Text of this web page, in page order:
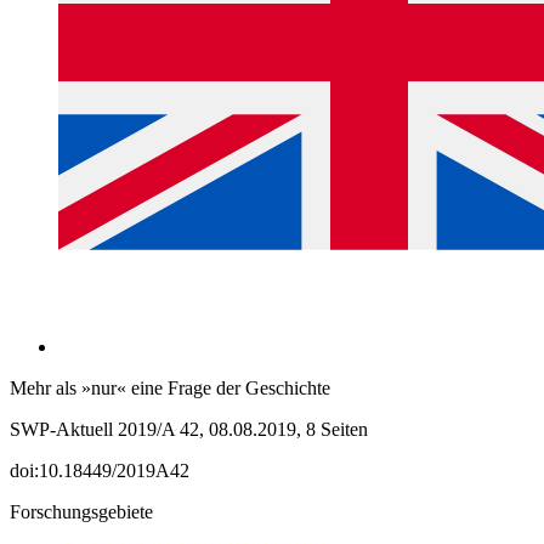
Mehr als »nur« eine Frage der Geschichte
SWP-Aktuell 2019/A 42, 08.08.2019, 8 Seiten
doi:10.18449/2019A42
Forschungsgebiete